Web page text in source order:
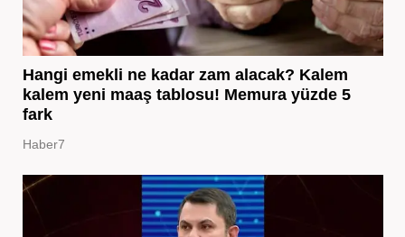
Hangi emekli ne kadar zam alacak? Kalem
kalem yeni maaş tablosu! Memura yüzde 5
fark
Haber7